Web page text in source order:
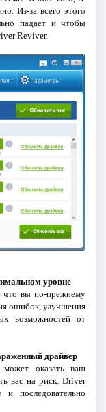
Из-за всего этого
падает и чтобы
Reviver.
уровне
что вы по-прежнему
ошибок, улучшения
возможностей от
драйвер
может оказать ваш
вас на риск. Driver
последовательно